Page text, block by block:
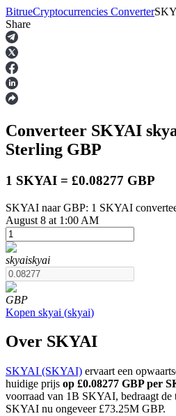
Termijncontracten
USDT-futures
COIN-M-futures
Cryptocurrency-futures
BitrueCryptocurrencies Converter
Share
Converteer SKYAI
Sterling GBP
1 SKYAI = £0.08277 GBP
SKYAI naar GBP: 1 SKYAI
August 8 at 1:00 AM
skyaiskyai
GBP
Kopen skyai (skyai)
Over SKYAI
SKYAI (SKYAI) ervaart een
huidige prijs op £0.08277 GBP per
voorraad van 1B SKYAI, bedraagt de
SKYAI nu ongeveer £73.25M GBP.